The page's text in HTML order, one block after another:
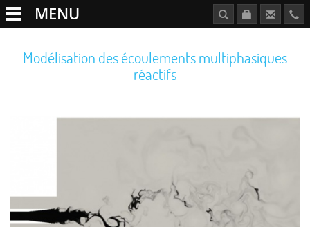
MENU
Modélisation des écoulements multiphasiques
réactifs